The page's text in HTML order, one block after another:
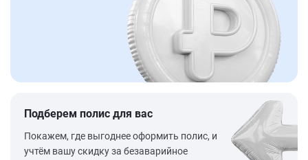
Подберем полис для вас
Покажем, где выгоднее оформить полис, и
учтём вашу скидку за безаварийное